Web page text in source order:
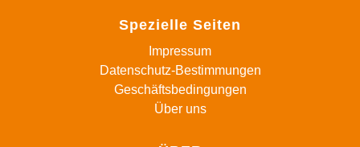
Spezielle Seiten
Impressum
Datenschutz-Bestimmungen
Geschäftsbedingungen
Über uns